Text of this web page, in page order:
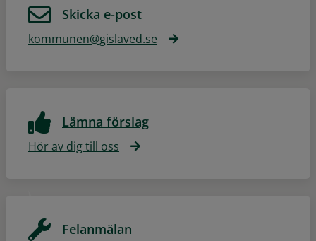
Skicka e-post
kommunen@gislaved.se
Lämna förslag
Hör av dig till oss
Felanmälan